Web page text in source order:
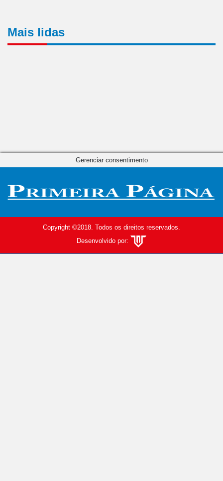
Mais lidas
Copyright ©2018. Todos os direitos reservados.
Desenvolvido por:
Gerenciar consentimento